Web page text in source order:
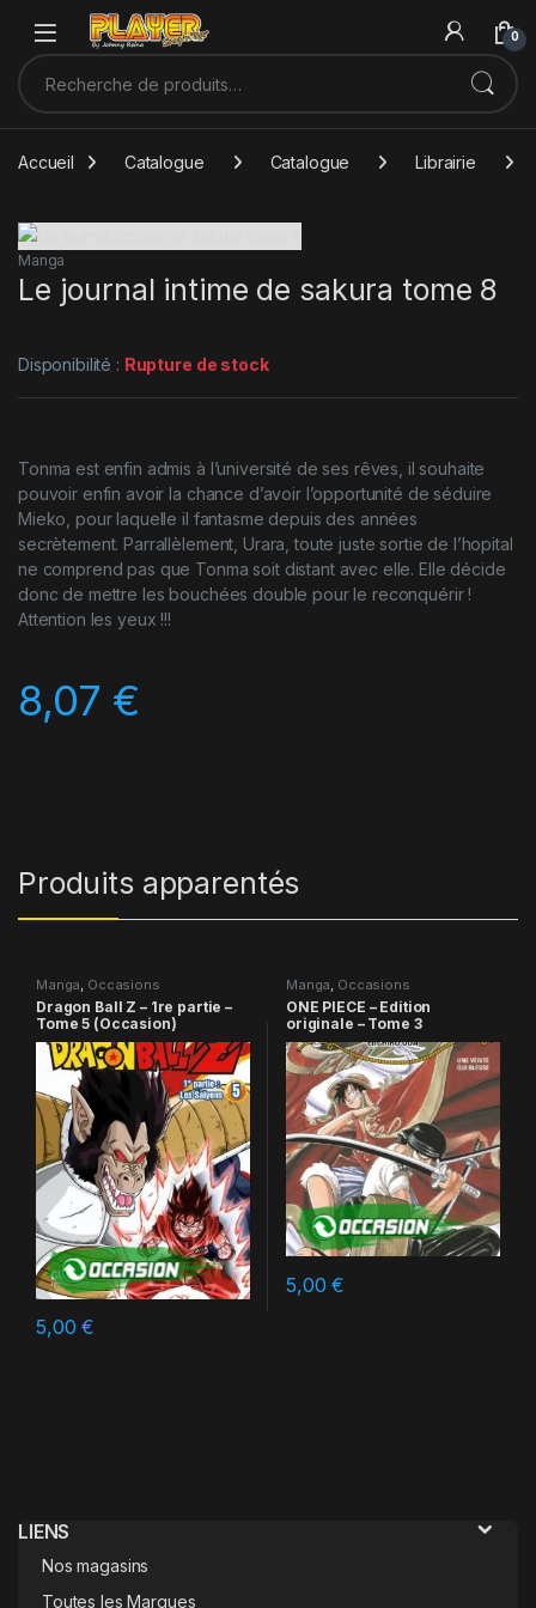
Sauter à la navigation
Skip to content
0
Recherche pour :
Accueil Catalogue Catalogue Librairie
Manga
Le journal intime de sakura tome 8
Disponibilité : Rupture de stock
Tonma est enfin admis à l’université de ses rêves, il souhaite
pouvoir enfin avoir la chance d’avoir l’opportunité de séduire
Mieko, pour laquelle il fantasme depuis des années
secrètement. Parrallèlement, Urara, toute juste sortie de l’hopital
ne comprend pas que Tonma soit distant avec elle. Elle décide
donc de mettre les bouchées double pour le reconquérir !
Attention les yeux !!!
8,07 €
Produits apparentés
Manga, Occasions
Dragon Ball Z – 1re partie –
Tome 5 (Occasion)
5,00€
Manga, Occasions
ONE PIECE – Edition
originale – Tome 3
5,00€
LIENS
Nos magasins
Toutes les Marques